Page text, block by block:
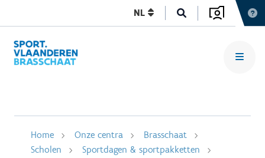
NL
Home Onze centra
Brasschaat
Scholen
Sportdagen & sportpakketten